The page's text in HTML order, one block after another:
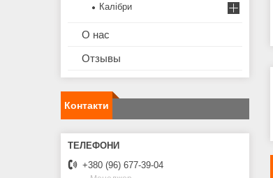
Калібри
О нас
Отзывы
Контакти
+380 (96) 677-39-04